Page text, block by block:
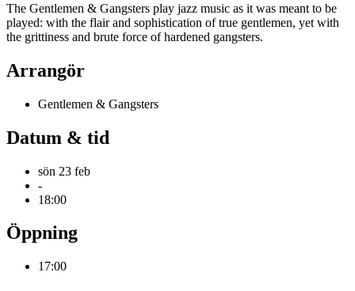
The Gentlemen & Gangsters play jazz music as it was meant to be
played: with the flair and sophistication of true gentlemen, yet with
the grittiness and brute force of hardened gangsters.
Arrangör
Gentlemen & Gangsters
Datum & tid
sön 23 feb
-
18:00
Öppning
17:00